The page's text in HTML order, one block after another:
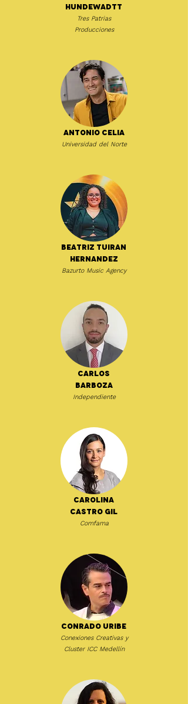
Hundewadtt
Tres Patrias
Producciones
Antonio Celia
Universidad del Norte
Beatriz Tuiran
Hernandez
Bazurto Music Agency
Carlos
Barboza
Independiente
Carolina
Castro Gil
Comfama
Conrado Uribe
Conexiones Creativas y
Cluster ICC Medellín